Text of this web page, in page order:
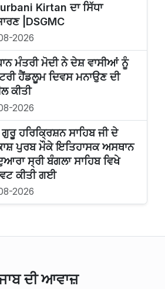
Kirtan ਦਾ ਸਿੱਧਾ
|DSGMC
2026
ਮੰਤਰੀ ਮੋਦੀ ਨੇ ਦੇਸ਼ ਵਾਸੀਆਂ ਨੂੰ
ਹੈਂਡਲੂਮ ਦਿਵਸ ਮਨਾਉਣ ਦੀ
ਕੀਤੀ
2026
ਗੁਰੂ ਹਰਿਕ੍ਰਿਸ਼ਨ ਸਾਹਿਬ ਜੀ ਦੇ
ਪੁਰਬ ਮੌਕੇ ਇਤਿਹਾਸਕ ਅਸਥਾਨ
ਸ੍ਰੀ ਬੰਗਲਾ ਸਾਹਿਬ ਵਿਖੇ
ਕੀਤੀ ਗਈ
2026
ਦੀ ਆਵਾਜ਼